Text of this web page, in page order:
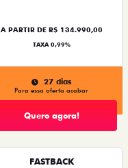
A PARTIR DE R$ 134.990,00
TAXA 0,99%
27 dias
Para essa oferta acabar
Quero agora!
FASTBACK